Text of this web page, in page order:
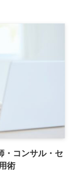
・コンサル・セ
術